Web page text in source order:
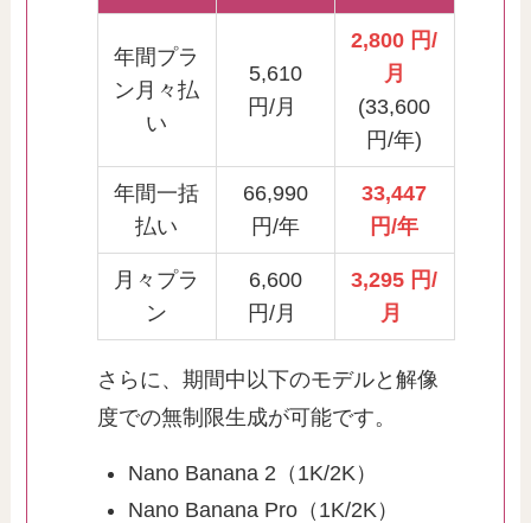
年間プラ
ン月々払
い
5,610
円/月
2,800 円/
月
(33,600
円/年)
年間一括
払い
66,990
円/年
33,447
円/年
月々プラ
ン
6,600
円/月
3,295 円/
月
さらに、期間中以下のモデルと解像
度での無制限生成が可能です。
Nano Banana 2（1K/2K）
Nano Banana Pro（1K/2K）